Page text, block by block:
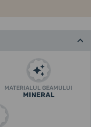
MATERIALUL GEAMULUI
MINERAL